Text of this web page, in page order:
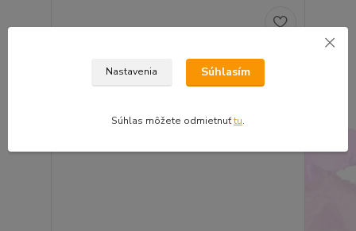
Nastavenia Súhlasím
Súhlas môžete odmietnuťtu.